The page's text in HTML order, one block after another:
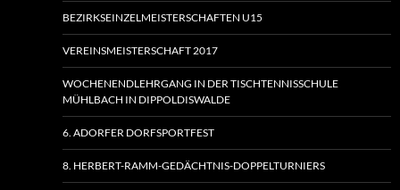
BEZIRKSEINZELMEISTERSCHAFTEN U15
VEREINSMEISTERSCHAFT 2017
WOCHENENDLEHRGANG IN DER TISCHTENNISSCHULE
MÜHLBACH IN DIPPOLDISWALDE
6. ADORFER DORFSPORTFEST
8. HERBERT-RAMM-GEDÄCHTNIS-DOPPELTURNIERS